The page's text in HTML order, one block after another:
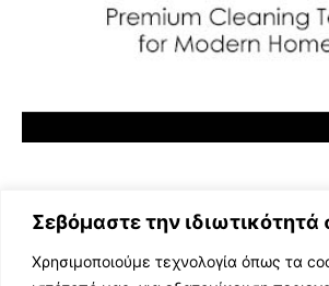
Σεβόμαστε την ιδιωτικότητά
Χρησιμοποιούμε τεχνολογία όπως τα